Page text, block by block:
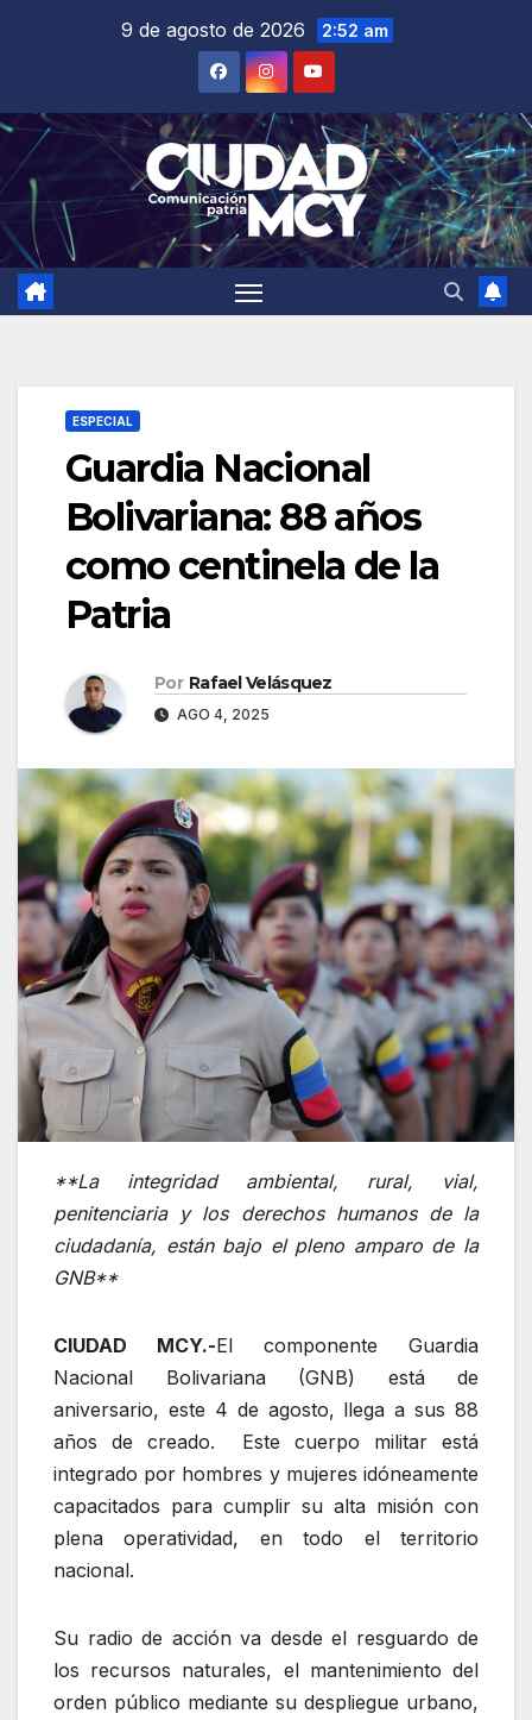
9 de agosto de 2026 2:52 am
ESPECIAL
Guardia Nacional
Bolivariana: 88 años
como centinela de la
Patria
Por Rafael Velásquez
AGO 4, 2025
**La integridad ambiental, rural, vial,
penitenciaria y los derechos humanos de la
ciudadanía, están bajo el pleno amparo de la
GNB**
CIUDAD MCY.-El componente Guardia
Nacional Bolivariana (GNB) está de
aniversario, este 4 de agosto, llega a sus 88
años de creado. Este cuerpo militar está
integrado por hombres y mujeres idóneamente
capacitados para cumplir su alta misión con
plena operatividad, en todo el territorio
nacional.
Su radio de acción va desde el resguardo de
los recursos naturales, el mantenimiento del
orden público mediante su despliegue urbano,